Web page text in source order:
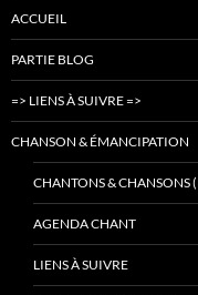
ACCUEIL
PARTIE BLOG
=> LIENS À SUIVRE =>
CHANSON & ÉMANCIPATION
CHANTONS & CHANSONS
AGENDA CHANT
LIENS À SUIVRE